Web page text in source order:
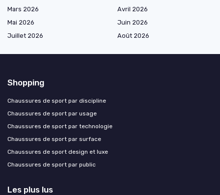
Mars 2026
Avril 2026
Mai 2026
Juin 2026
Juillet 2026
Août 2026
Shopping
Chaussures de sport par discipline
Chaussures de sport par usage
Chaussures de sport par technologie
Chaussures de sport par surface
Chaussures de sport design et luxe
Chaussures de sport par public
Les plus lus